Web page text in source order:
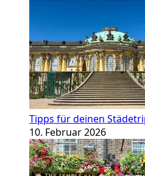
Tipps für deinen
10. Februar 2026